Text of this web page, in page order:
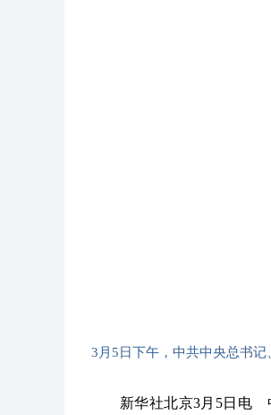
3月5日下午，中共中央总书
新华社北京3月5日电